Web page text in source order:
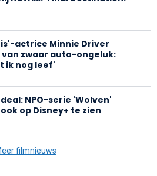
actrice Minnie Driver
zwaar auto-ongeluk:
ik nog leef'
NPO-serie 'Wolven'
op Disney+ te zien
filmnieuws